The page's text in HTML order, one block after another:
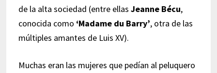
de la alta sociedad (entre ellas Jeanne Bécu,
conocida como ‘Madame du Barry’, otra de las
múltiples amantes de Luis XV).
Muchas eran las mujeres que pedían al peluquero